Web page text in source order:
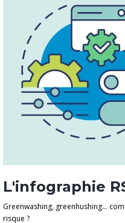
L'infographie
Greenwashing, greenhushing…
risque ?